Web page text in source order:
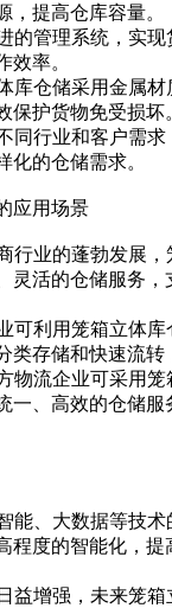
，提高仓库容量。
的管理系统，实现
效率。
库仓储采用金属
保护货物免受损坏
同行业和客户需
化的仓储需求。
应用场景
行业的蓬勃发展
灵活的仓储服务，
可利用笼箱立体
类存储和快速流转
物流企业可采用笼
一、高效的仓储服
能、大数据等技
程度的智能化，提
益增强，未来笼